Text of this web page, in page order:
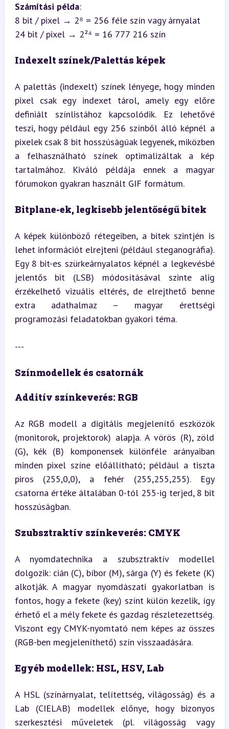
Számítási példa:
8 bit / pixel → 2⁸ = 256 féle szín vagy árnyalat
24 bit / pixel → 2²⁴ = 16 777 216 szín
Indexelt színek/Palettás képek
A palettás (indexelt) színek lényege, hogy minden
pixel csak egy indexet tárol, amely egy előre
definiált színlistához kapcsolódik. Ez lehetővé
teszi, hogy például egy 256 színből álló képnél a
pixelek csak 8 bit hosszúságúak legyenek, miközben
a felhasználható színek optimalizáltak a kép
tartalmához. Kiváló példája ennek a magyar
fórumokon gyakran használt GIF formátum.
Bitplane-ek, legkisebb jelentőségű bitek
A képek különböző rétegeiben, a bitek szintjén is
lehet információt elrejteni (például steganográfia).
Egy 8 bit-es szürkeárnyalatos képnél a legkevésbé
jelentős bit (LSB) módosításával szinte alig
érzékelhető vizuális eltérés, de elrejthető benne
extra adathalmaz – magyar érettségi
programozási feladatokban gyakori téma.
---
Színmodellek és csatornák
Additív színkeverés: RGB
Az RGB modell a digitális megjelenítő eszközök
(monitorok, projektorok) alapja. A vörös (R), zöld
(G), kék (B) komponensek különféle arányaiban
minden pixel színe előállítható; például a tiszta
piros (255,0,0), a fehér (255,255,255). Egy
csatorna értéke általában 0-tól 255-ig terjed, 8 bit
hosszúságban.
Szubsztraktív színkeverés: CMYK
A nyomdatechnika a szubsztraktív modellel
dolgozik: cián (C), bíbor (M), sárga (Y) és fekete (K)
alkotják. A magyar nyomdászati gyakorlatban is
fontos, hogy a fekete (key) színt külön kezelik, így
érhető el a mély fekete és gazdag részletezettség.
Viszont egy CMYK-nyomtató nem képes az összes
(RGB-ben megjeleníthető) szín visszaadására.
Egyéb modellek: HSL, HSV, Lab
A HSL (színárnyalat, telítettség, világosság) és a
Lab (CIELAB) modellek előnye, hogy bizonyos
szerkesztési műveletek (pl. világosság vagy